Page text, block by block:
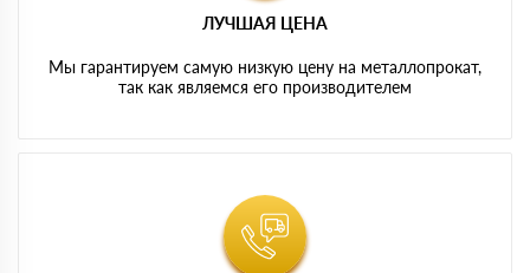
ЛУЧШАЯ ЦЕНА
Мы гарантируем самую низкую цену на металлопрокат,
так как являемся его производителем